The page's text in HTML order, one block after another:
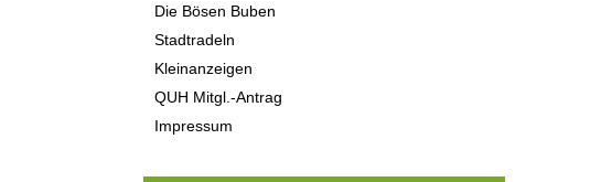
Die Bösen Buben
Stadtradeln
Kleinanzeigen
QUH Mitgl.-Antrag
Impressum